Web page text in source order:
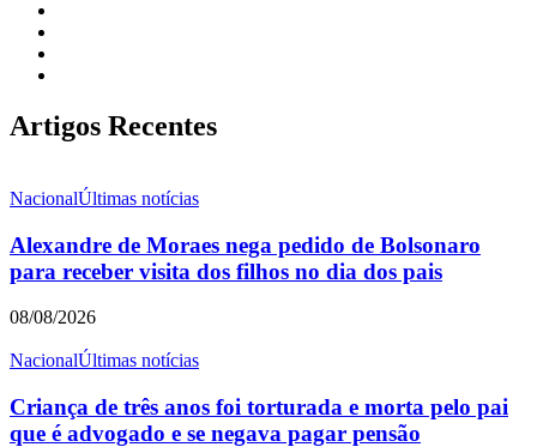
Artigos Recentes
NacionalÚltimas notícias
Alexandre de Moraes nega pedido de Bolsonaro
para receber visita dos filhos no dia dos pais
08/08/2026
NacionalÚltimas notícias
Criança de três anos foi torturada e morta pelo pai
que é advogado e se negava pagar pensão